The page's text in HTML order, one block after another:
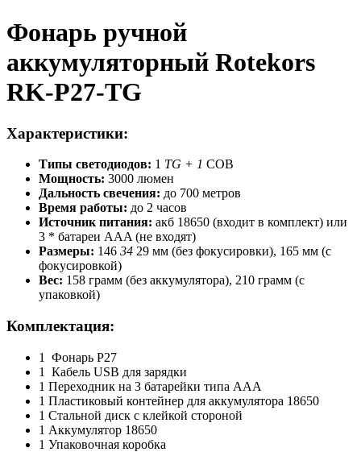
Фонарь ручной
аккумуляторный Rotekors
RK-P27-TG
Характеристики:
Типы светодиодов: 1 TG + 1 COB
Мощность: 3000 люмен
Дальность свечения: до 700 метров
Время работы: до 2 часов
Источник питания: акб 18650 (входит в комплект) или
3 * батареи AAA (не входят)
Размеры: 146 34 29 мм (без фокусировки), 165 мм (с
фокусировкой)
Вес: 158 грамм (без аккумулятора), 210 грамм (с
упаковкой)
Комплектация:
1 Фонарь P27
1 Кабель USB для зарядки
1 Переходник на 3 батарейки типа AAA
1 Пластиковый контейнер для аккумулятора 18650
1 Стальной диск с клейкой стороной
1 Аккумулятор 18650
1 Упаковочная коробка